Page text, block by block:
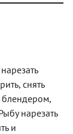
снять
блендером,
нарезать
и